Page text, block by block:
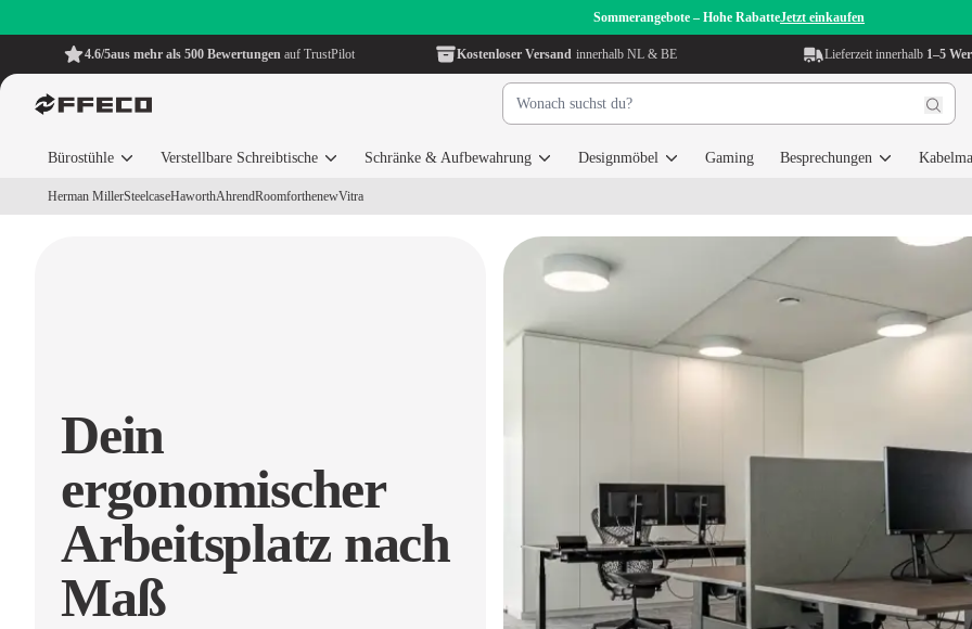
Sommerangebote – Hohe RabatteJetzt einkaufen
4.6/5aus mehr als 500 Bewertungenauf TrustPilot Kostenloser Versand innerhalb NL & BE Lieferzeit innerhalb 1–5
Bürostühle Verstellbare Schreibtische Schränke & Aufbewahrung Designmöbel Gaming Besprechungen
Herman MillerSteelcaseHaworthAhrendRoomforthenewVitra
Dein
ergonomischer
Arbeitsplatz nach
Maß